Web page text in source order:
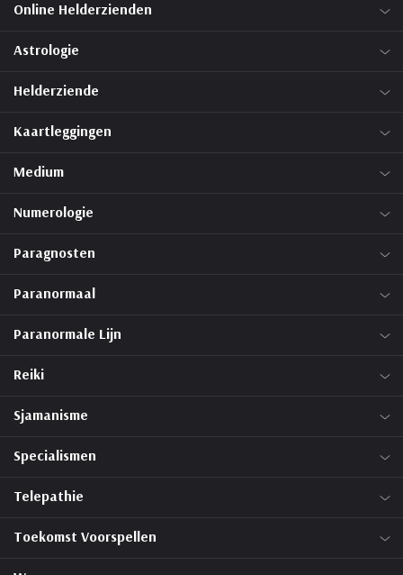
Online Helderzienden
Astrologie
Helderziende
Kaartleggingen
Medium
Numerologie
Paragnosten
Paranormaal
Paranormale Lijn
Reiki
Sjamanisme
Specialismen
Telepathie
Toekomst Voorspellen